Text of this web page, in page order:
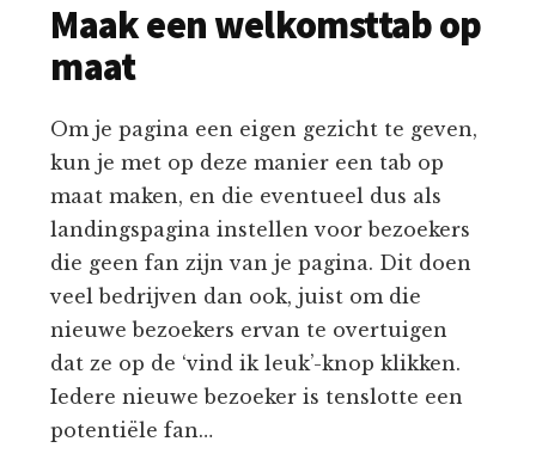
Maak een welkomsttab op
maat
Om je pagina een eigen gezicht te geven,
kun je met op deze manier een tab op
maat maken, en die eventueel dus als
landingspagina instellen voor bezoekers
die geen fan zijn van je pagina. Dit doen
veel bedrijven dan ook, juist om die
nieuwe bezoekers ervan te overtuigen
dat ze op de ‘vind ik leuk’-knop klikken.
Iedere nieuwe bezoeker is tenslotte een
potentiële fan…